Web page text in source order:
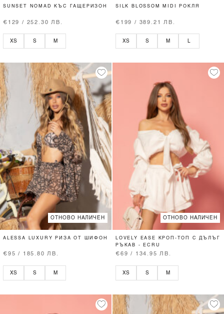
SUNSET NOMAD КЪС ГАЩЕРИЗОН
€129 / 252.30 ЛВ.
XS S M
SILK BLOSSOM MIDI РОКЛЯ
€199 / 389.21 ЛВ.
XS S M
ОТНОВО НАЛИЧЕН
ALESSA LUXURY РИЗА ОТ ШИФОН
€95 / 185.80 ЛВ.
XS S M
ОТНОВО НАЛИЧЕН
LOVELY EASE КРОП-ТОП С ДЪЛЪГ
РЪКАВ - ECRU
€69 / 134.95 ЛВ.
XS S M